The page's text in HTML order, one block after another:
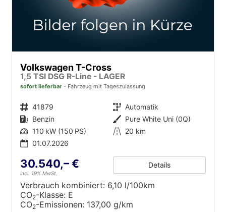
Volkswagen T-Cross
1,5 TSI DSG R-Line - LAGER
sofort lieferbar Fahrzeug mit Tageszulassung
Fahrzeugnr. 41879 Getriebe Automatik
Kraftstoff Benzin Außenfarbe Pure White Uni (0Q)
Leistung 110 kW (150 PS) Kilometerstand 20 km
01.07.2026
30.540,– €
incl. 19% MwSt.
Details
Verbrauch kombiniert: 6,10 l/100km
CO2-Klasse: E
CO2-Emissionen: 137,00 g/km